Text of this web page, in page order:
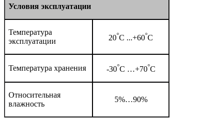
Условия эксплуатации
Температура
эксплуатации
20°С ...+60°С
Температура хранения -30°С …+70°С
Относительная
влажность
5%…90%